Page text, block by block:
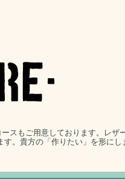
スもご用意しております。レザ
。貴方の「作りたい」を形にし